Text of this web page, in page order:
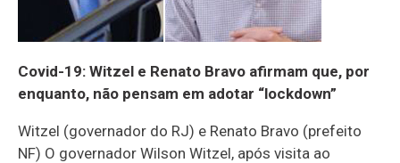
Covid-19: Witzel e Renato Bravo afirmam que, por
enquanto, não pensam em adotar “lockdown”
Witzel (governador do RJ) e Renato Bravo (prefeito
NF) O governador Wilson Witzel, após visita ao